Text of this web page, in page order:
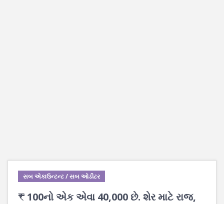
સબ એકાઉન્ટન્ટ / સબ ઓડીટર
₹ 100નો એક એવા 40,000 છે. શેર માટે રાજ,